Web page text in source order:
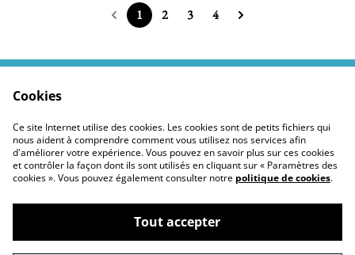
1 2 3 4
Politiques Site
Confidentialité des
cookies
©2026Moustickat Cie
Cookies
Ce site Internet utilise des cookies. Les cookies sont de petits fichiers qui
nous aident à comprendre comment vous utilisez nos services afin
d'améliorer votre expérience. Vous pouvez en savoir plus sur ces cookies
et contrôler la façon dont ils sont utilisés en cliquant sur « Paramètres des
cookies ». Vous pouvez également consulter notre politique de cookies.
Tout accepter